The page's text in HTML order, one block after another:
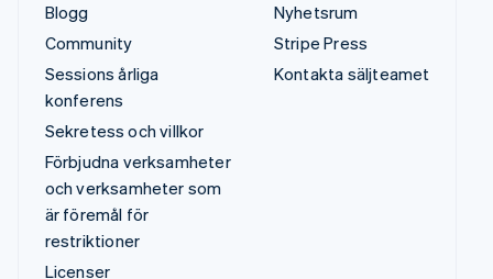
Blogg
Community
Sessions årliga
konferens
Sekretess och villkor
Förbjudna verksamheter
och verksamheter som
är föremål för
restriktioner
Licenser
Nyhetsrum
Stripe Press
Kontakta säljteamet